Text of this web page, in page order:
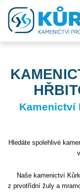
Kamenictví
Hledáte spolehlivé
Naše kamenictví
z prvotřídní žuly a